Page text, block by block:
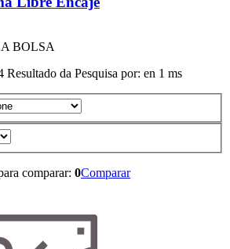
BOLSA
Resultado da Pesquisa por: en 1 ms
comparar: 0Comparar